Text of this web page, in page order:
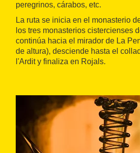
peregrinos, cárabos, etc.
La ruta se inicia en el monasterio
los tres monasterios cistercienses
continúa hacia el mirador de La
de altura), desciende hasta el
l'Ardit y finaliza en Rojals.